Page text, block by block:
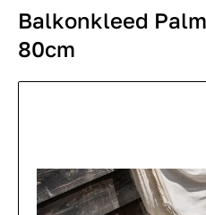
Balkonkleed
80cm